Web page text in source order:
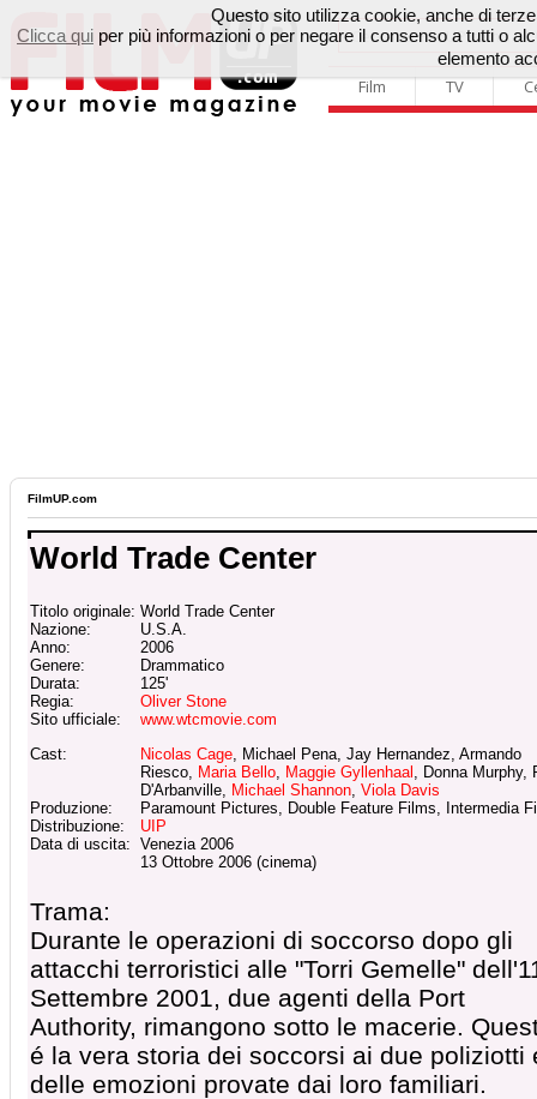
Film TV
FilmUP.com
World Trade Center
Titolo originale: World Trade Center
Nazione:
U.S.A.
Anno:
2006
Genere:
Drammatico
Durata:
125'
Regia:
Oliver Stone
Sito ufficiale:
www.wtcmovie.com
Cast:
Nicolas Cage, Michael Pena, Jay Hernandez, Armando
Riesco, Maria Bello, Maggie Gyllenhaal , Donna Murphy,
D'Arbanville, Michael Shannon, Viola Davis
Produzione:
Paramount Pictures, Double Feature Films, Intermedia
Distribuzione:
UIP
Data di uscita: Venezia 2006
13 Ottobre 2006 (cinema)
Trama:
Durante le operazioni di soccorso dopo gli
attacchi terroristici alle "Torri Gemelle"
Settembre 2001, due agenti della Port
Authority, rimangono sotto le macerie.
é la vera storia dei soccorsi ai due poliziotti
delle emozioni provate dai loro familiari.
Questo sito utilizza cookie, anche di
Clicca qui per più informazioni o per negare il consenso a tutti o
elemento